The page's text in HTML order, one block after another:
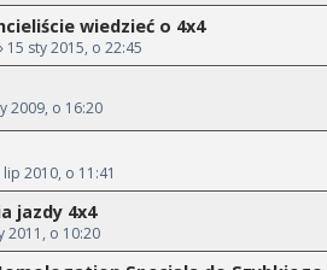
wiedzieć o 4x4
15 sty 2015, o 22:45
2009, o 16:20
lip 2010, o 11:41
jazdy 4x4
2011, o 10:20